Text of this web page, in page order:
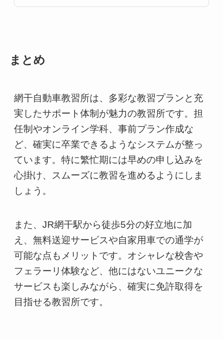
まとめ
網干自動車教習所は、多彩な教習プランと充
実したサポート体制が魅力の教習所です。担
任制やオンライン学科、事前プラン作成な
ど、確実に卒業できるようなシステムが整っ
ています。特に繁忙期には早めの申し込みを
心掛け、スムーズに教習を進めるようにしま
しょう。
また、JR網干駅から徒歩5分の好立地に加
え、無料送迎サービスや自家用車での通学が
可能な点もメリットです。オシャレな校舎や
フェラーリ体験など、他にはないユニークな
サービスも楽しみながら、確実に免許取得を
目指せる教習所です。